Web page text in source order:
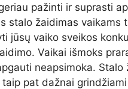
pažinti ir suprasti
stalo žaidimas vaikams
jūsų vaiko sveikos
Vaikai išmoks
neapsimoka. Stalo
pat dažnai grindžiami